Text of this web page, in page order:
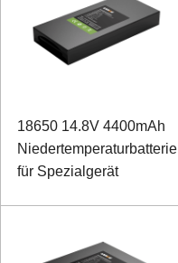
18650 14.8V 4400mAh
Niedertemperaturbatterie
für Spezialgerät